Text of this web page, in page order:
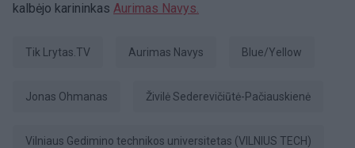
kalbėjo karininkas Aurimas Navys.
tik Lrytas.TV Aurimas Navys Blue/Yellow
Jonas Ohmanas Živilė Sederevičiūtė-Pačiauskienė
Vilniaus Gedimino technikos universitetas (VILNIUS TECH)